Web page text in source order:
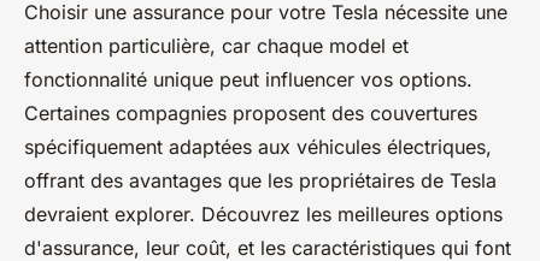
Assurance pour tesla : les
meilleures options à découvrir
Mya•3 avril 2025•5 min de lecture
Choisir une assurance pour votre Tesla nécessite une
attention particulière, car chaque model et
fonctionnalité unique peut influencer vos options.
Certaines compagnies proposent des couvertures
spécifiquement adaptées aux véhicules électriques,
offrant des avantages que les propriétaires de Tesla
devraient explorer. Découvrez les meilleures options
d'assurance, leur coût, et les caractéristiques qui font